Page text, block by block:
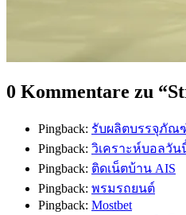
0 Kommentare zu “
Pingback: รับผลิตบรรจุภัณ
Pingback: วิเคราะห์บอลวัน
Pingback: ติดเน็ตบ้าน AIS
Pingback: พรมรถยนต์
Pingback: Mostbet